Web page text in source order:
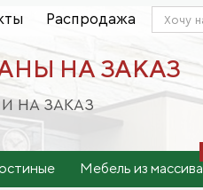
Распродажа
НА ЗАКАЗ
НА ЗАКАЗ
Мебель из массива